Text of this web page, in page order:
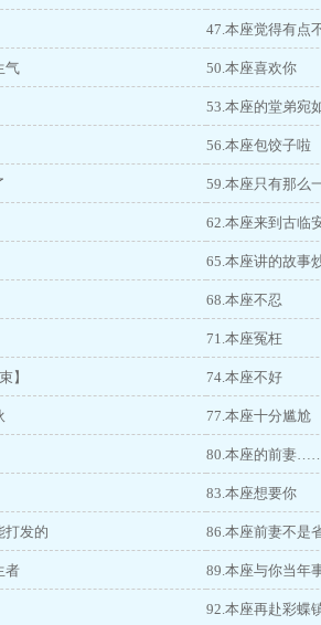
47.本座觉得有点
气 50.本座喜欢你
53.本座的堂弟宛
56.本座包饺子啦
59.本座只有那么
62.本座来到古临
65.本座讲的故事
68.本座不忍
71.本座冤枉
】 74.本座不好
77.本座十分尴尬
80.本座的前妻
83.本座想要你
打发的 86.本座前妻不是
者 89.本座与你当年
92.本座再赴彩蝶